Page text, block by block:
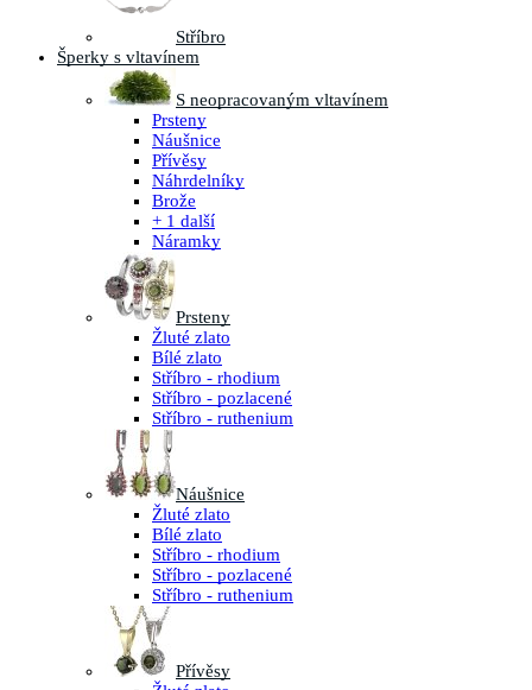
Stříbro
Šperky s vltavínem
S neopracovaným vltavínem
Prsteny
Náušnice
Přívěsy
Náhrdelníky
Brože
+ 1 další
Náramky
Prsteny
Žluté zlato
Bílé zlato
Stříbro - rhodium
Stříbro - pozlacené
Stříbro - ruthenium
Náušnice
Žluté zlato
Bílé zlato
Stříbro - rhodium
Stříbro - pozlacené
Stříbro - ruthenium
Přívěsy